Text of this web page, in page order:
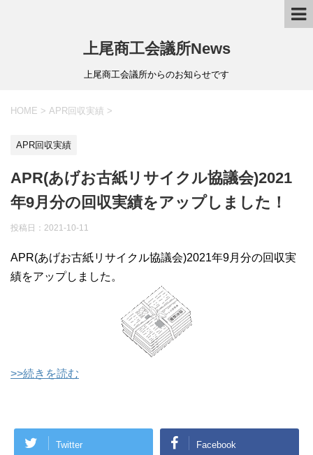
上尾商工会議所News
上尾商工会議所からのお知らせです
HOME > APR回収実績 >
APR回収実績
APR(あげお古紙リサイクル協議会)2021
年9月分の回収実績をアップしました！
投稿日： 2021-10-11
APR(あげお古紙リサイクル協議会)2021年9月分の回収実
績をアップしました。
>>続きを読む
Twitter Facebook